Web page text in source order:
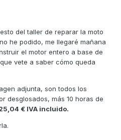
del taller de reparar la moto
he podido, me llegaré mañana
el motor entero a base de
vete a saber cómo queda
adjunta, son todos los
desglosados, más 10 horas de
€ IVA incluido.